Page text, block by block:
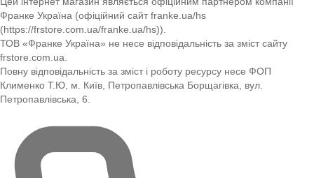
Франке Україна (офіційний сайт franke.ua/hs
(https://frstore.com.ua/franke.ua/hs)).
ТОВ «Франке Україна» не несе відповідальність за зміст сайту
frstore.com.ua.
Повну відповідальність за зміст і роботу ресурсу несе ФОП
Клименко Т.Ю, м. Київ, Петропавлівська Борщагівка, вул.
Петропавлівська, 6.